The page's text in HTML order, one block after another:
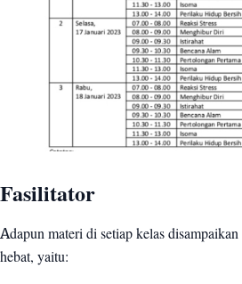
Fasilitator
Adapun materi di setiap kelas
hebat, yaitu: